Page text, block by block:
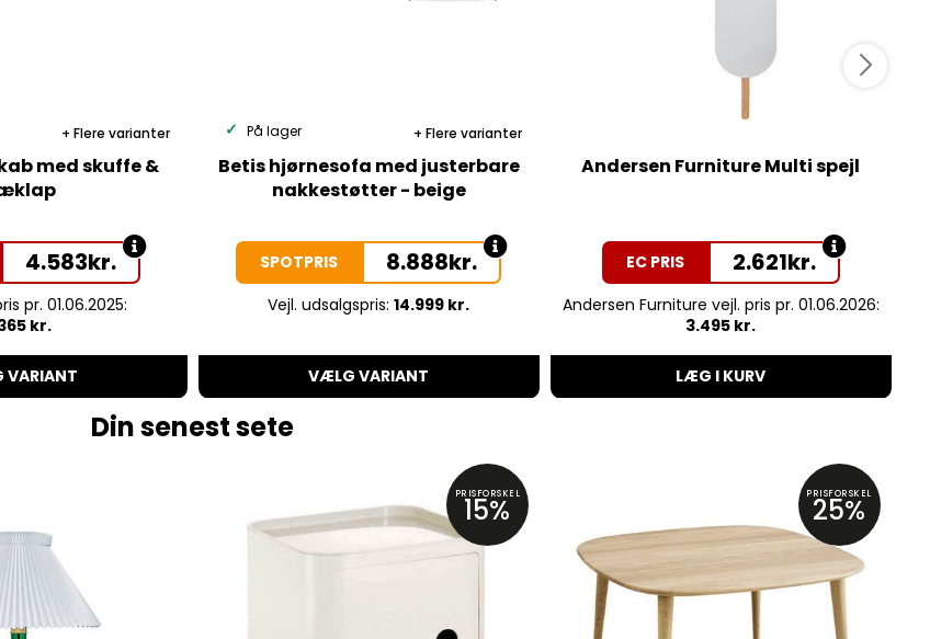
Flere varianter
med skuffe &
4.583kr.
pr. 01.06.2025:
kr.
VARIANT
Flere varianter
På lager
Betis hjørnesofa med justerbare
nakkestøtter - beige
SPOTPRIS 8.888kr.
Vejl. udsalgspris:14.999 kr.
VÆLG VARIANT
Andersen Furniture Multi spejl
EC PRIS 2.621kr.
Andersen Furniture vejl. pris pr. 01.06.2026:
3.495 kr.
LÆG I KURV
Din senest sete
PRISFORSKEL
15% PRISFORSKEL
25%